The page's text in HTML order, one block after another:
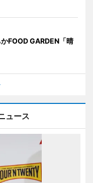
FOOD GARDEN「晴
ュース